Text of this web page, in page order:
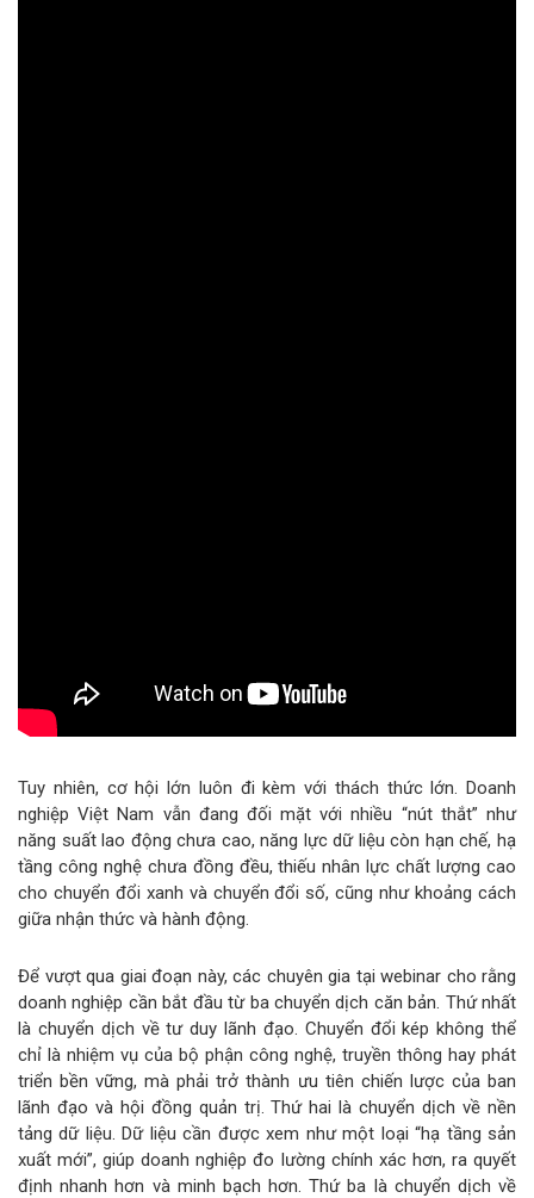
Tuy nhiên, cơ hội lớn luôn đi kèm với thách thức lớn. Doanh
nghiệp Việt Nam vẫn đang đối mặt với nhiều “nút thắt” như
năng suất lao động chưa cao, năng lực dữ liệu còn hạn chế, hạ
tầng công nghệ chưa đồng đều, thiếu nhân lực chất lượng cao
cho chuyển đổi xanh và chuyển đổi số, cũng như khoảng cách
giữa nhận thức và hành động.
Để vượt qua giai đoạn này, các chuyên gia tại webinar cho rằng
doanh nghiệp cần bắt đầu từ ba chuyển dịch căn bản. Thứ nhất
là chuyển dịch về tư duy lãnh đạo. Chuyển đổi kép không thể
chỉ là nhiệm vụ của bộ phận công nghệ, truyền thông hay phát
triển bền vững, mà phải trở thành ưu tiên chiến lược của ban
lãnh đạo và hội đồng quản trị. Thứ hai là chuyển dịch về nền
tảng dữ liệu. Dữ liệu cần được xem như một loại “hạ tầng sản
xuất mới”, giúp doanh nghiệp đo lường chính xác hơn, ra quyết
định nhanh hơn và minh bạch hơn. Thứ ba là chuyển dịch về